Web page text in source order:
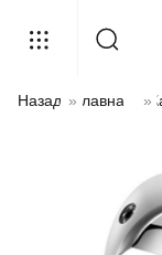
Назад »Главная »